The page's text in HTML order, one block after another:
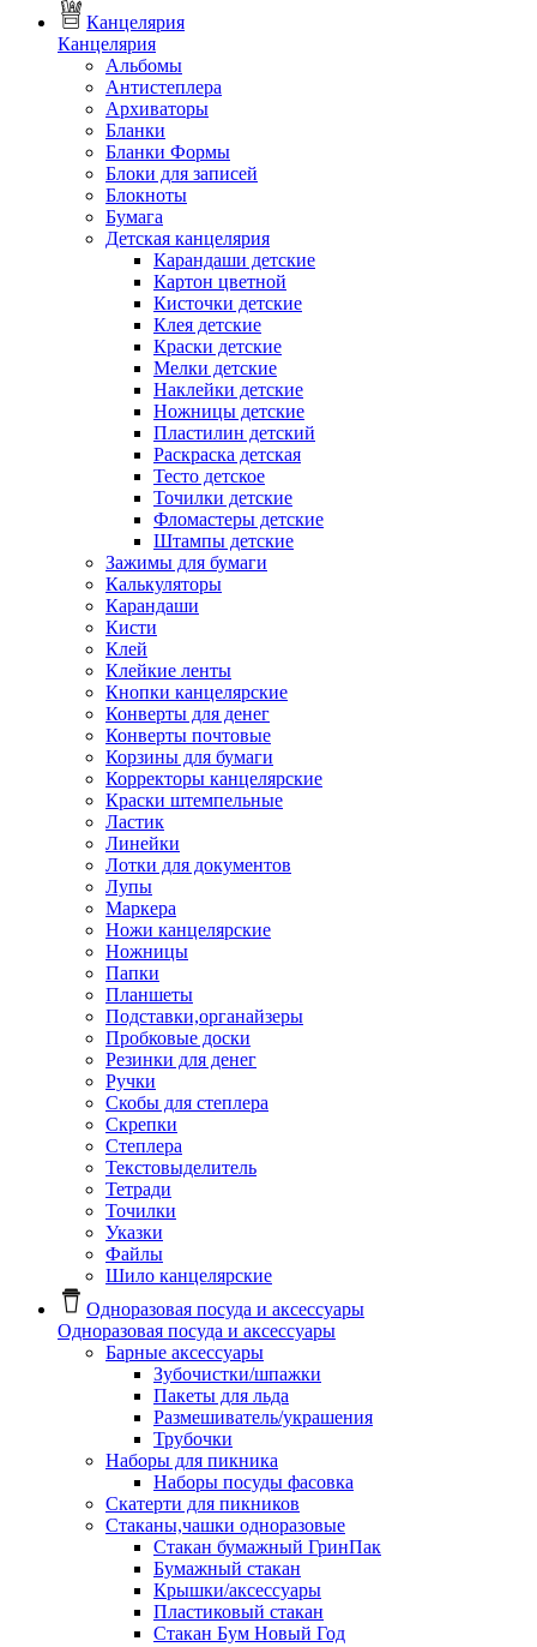
Канцелярия
Канцелярия
Альбомы
Антистеплера
Архиваторы
Бланки
Бланки Формы
Блоки для записей
Блокноты
Бумага
Детская канцелярия
Карандаши детские
Картон цветной
Кисточки детские
Клея детские
Краски детские
Мелки детские
Наклейки детские
Ножницы детские
Пластилин детский
Раскраска детская
Тесто детское
Точилки детские
Фломастеры детские
Штампы детские
Зажимы для бумаги
Калькуляторы
Карандаши
Кисти
Клей
Клейкие ленты
Кнопки канцелярские
Конверты для денег
Конверты почтовые
Корзины для бумаги
Корректоры канцелярские
Краски штемпельные
Ластик
Линейки
Лотки для документов
Лупы
Маркера
Ножи канцелярские
Ножницы
Папки
Планшеты
Подставки,органайзеры
Пробковые доски
Резинки для денег
Ручки
Скобы для степлера
Скрепки
Степлера
Текстовыделитель
Тетради
Точилки
Указки
Файлы
Шило канцелярские
Одноразовая посуда и аксессуары
Одноразовая посуда и аксессуары
Барные аксессуары
Зубочистки/шпажки
Пакеты для льда
Размешиватель/украшения
Трубочки
Наборы для пикника
Наборы посуды фасовка
Скатерти для пикников
Стаканы,чашки одноразовые
Cтакан бумажный ГринПак
Бумажный стакан
Крышки/аксессуары
Пластиковый стакан
Стакан Бум Новый Год